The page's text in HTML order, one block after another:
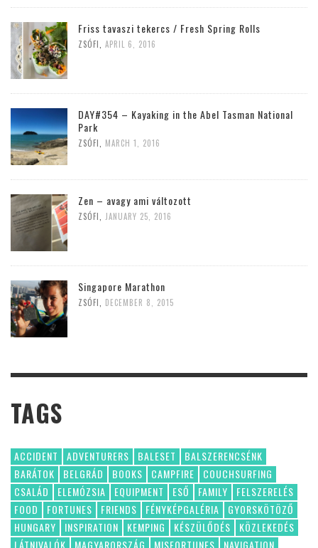
Friss tavaszi tekercs / Fresh Spring Rolls
ZSÓFI, APRIL 6, 2016
DAY#354 – Kayaking in the Abel Tasman National
Park
ZSÓFI, MARCH 1, 2016
Zen – avagy ami változott
ZSÓFI, JANUARY 25, 2016
Singapore Marathon
ZSÓFI, DECEMBER 8, 2015
TAGS
ACCIDENT ADVENTURERS BALESET
BALSZERENCSÉNK
BARÁTOK
BELGRÁD BOOKS CAMPFIRE
COUCHSURFING
CSALÁD
ELEMÓZSIA EQUIPMENT ESŐ FAMILY
FELSZERELÉS
FOOD
FORTUNES FRIENDS FÉNYKÉPGALÉRIA
GYORSKÖTÖZŐ
HUNGARY
INSPIRATION KEMPING KÉSZÜLŐDÉS
KÖZLEKEDÉS
LÁTNIVALÓK
MAGYARORSZÁG MISFORTUNES
NAVIGATION